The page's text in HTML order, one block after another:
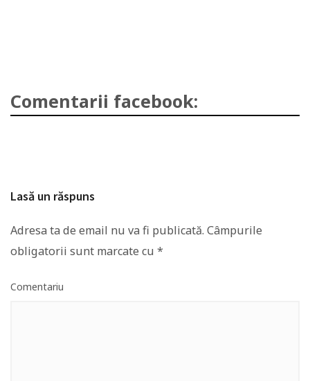
Comentarii facebook:
Lasă un răspuns
Adresa ta de email nu va fi publicată. Câmpurile
obligatorii sunt marcate cu *
Comentariu